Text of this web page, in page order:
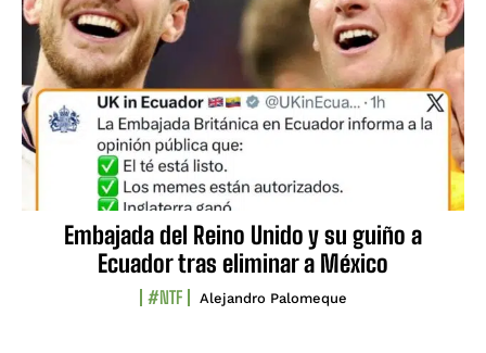
Embajada del Reino Unido y su guiño a
Ecuador tras eliminar a México
#NTF Alejandro Palomeque